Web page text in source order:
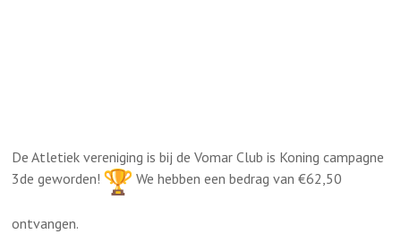
De Atletiek vereniging is bij de Vomar Club is Koning campagne
3de geworden!
We hebben een bedrag van €62,50
ontvangen.